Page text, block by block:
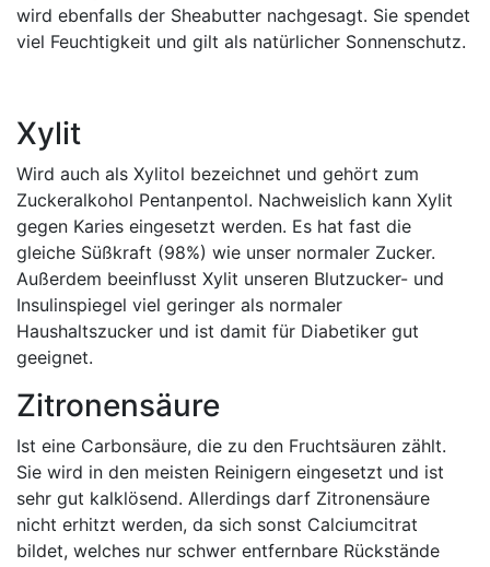
wird ebenfalls der Sheabutter nachgesagt. Sie spendet
viel Feuchtigkeit und gilt als natürlicher Sonnenschutz.
Xylit
Wird auch als Xylitol bezeichnet und gehört zum
Zuckeralkohol Pentanpentol. Nachweislich kann Xylit
gegen Karies eingesetzt werden. Es hat fast die
gleiche Süßkraft (98%) wie unser normaler Zucker.
Außerdem beeinflusst Xylit unseren Blutzucker- und
Insulinspiegel viel geringer als normaler
Haushaltszucker und ist damit für Diabetiker gut
geeignet.
Zitronensäure
Ist eine Carbonsäure, die zu den Fruchtsäuren zählt.
Sie wird in den meisten Reinigern eingesetzt und ist
sehr gut kalklösend. Allerdings darf Zitronensäure
nicht erhitzt werden, da sich sonst Calciumcitrat
bildet, welches nur schwer entfernbare Rückstände